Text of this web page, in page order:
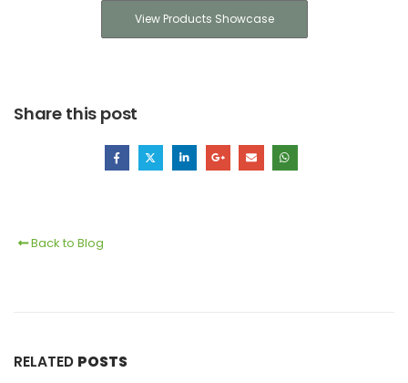
View Products Showcase
Share this post
Back to Blog
RELATED POSTS